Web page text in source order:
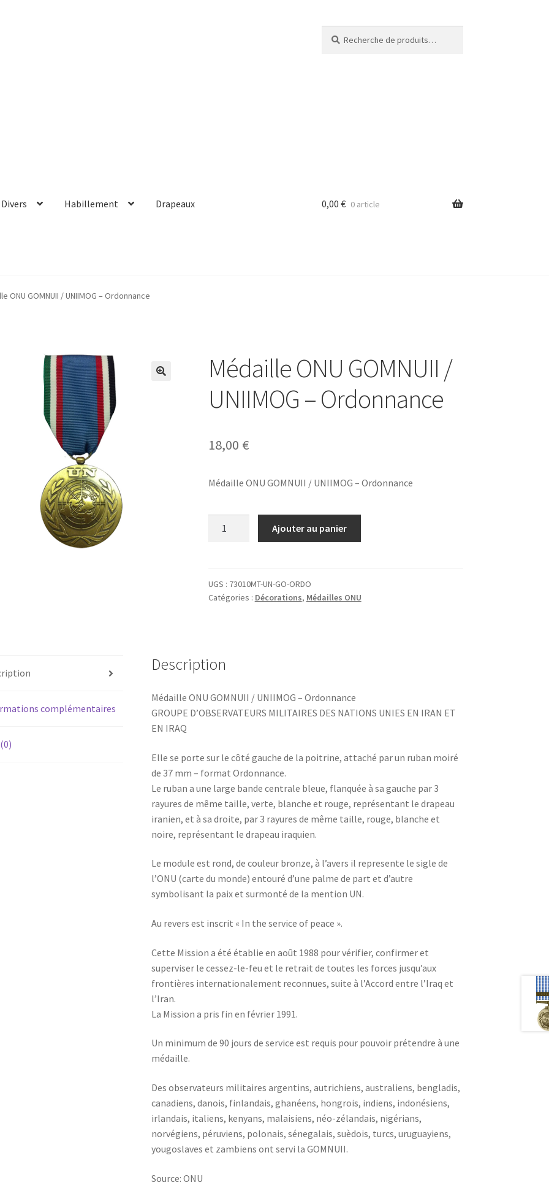
pour :
Divers Habillement Drapeaux 0,00 € 0 article
ONU GOMNUII / UNIIMOG – Ordonnance
Médaille ONU GOMNUII /
UNIIMOG – Ordonnance
18,00 €
Médaille ONU GOMNUII / UNIIMOG – Ordonnance
GOMNUII
/
Ajouter au panier
UGS : 73010MT-UN-GO-ORDO
Catégories : Décorations, Médailles ONU
complémentaires
Description
Médaille ONU GOMNUII / UNIIMOG – Ordonnance
GROUPE D’OBSERVATEURS MILITAIRES DES NATIONS UNIES EN IRAN ET
EN IRAQ
Elle se porte sur le côté gauche de la poitrine, attaché par un ruban moiré
de 37 mm – format Ordonnance.
Le ruban a une large bande centrale bleue, flanquée à sa gauche par 3
rayures de même taille, verte, blanche et rouge, représentant le drapeau
iranien, et à sa droite, par 3 rayures de même taille, rouge, blanche et
noire, représentant le drapeau iraquien.
Le module est rond, de couleur bronze, à l’avers il represente le sigle de
l’ONU (carte du monde) entouré d’une palme de part et d’autre
symbolisant la paix et surmonté de la mention UN.
Au revers est inscrit « In the service of peace ».
Cette Mission a été établie en août 1988 pour vérifier, confirmer et
superviser le cessez-le-feu et le retrait de toutes les forces jusqu’aux
frontières internationalement reconnues, suite à l’Accord entre l’Iraq et
l’Iran.
La Mission a pris fin en février 1991.
Un minimum de 90 jours de service est requis pour pouvoir prétendre à une
médaille.
Des observateurs militaires argentins, autrichiens, australiens, bengladis,
canadiens, danois, finlandais, ghanéens, hongrois, indiens, indonésiens,
irlandais, italiens, kenyans, malaisiens, néo-zélandais, nigérians,
norvégiens, péruviens, polonais, sénegalais, suèdois, turcs, uruguayiens,
yougoslaves et zambiens ont servi la GOMNUII.
Source: ONU